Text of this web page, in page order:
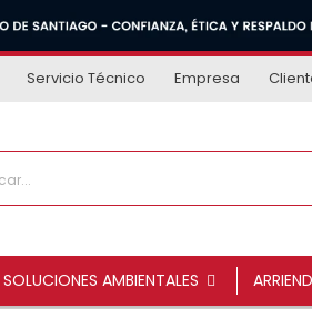
Servicio Técnico Empresa
SOLUCIONES AMBIENTALES